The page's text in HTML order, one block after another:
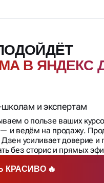
В ЯНДЕКС
КРАСИВО 🔥
и экспертам
о пользе ваших
и ведём на продажу.
Дзен усиливает доверие и
без сторис и прямых